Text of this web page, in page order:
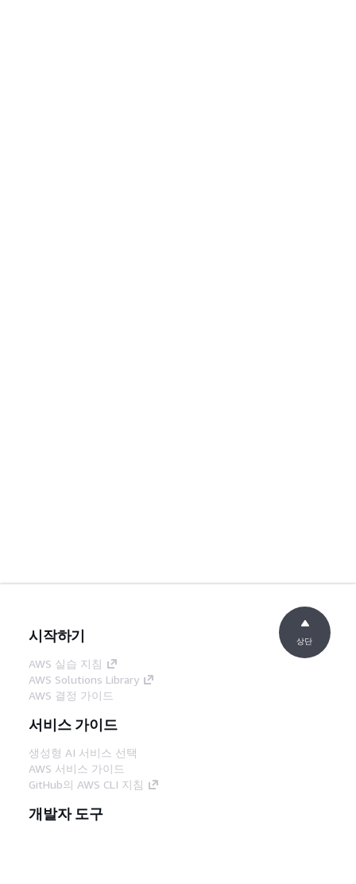
시작하기
AWS 실습 지침
AWS Solutions Library
AWS 결정 가이드
서비스 가이드
생성형 AI 서비스 선택
AWS 서비스 가이드
GitHub의 AWS CLI 지침
개발자 도구
상단